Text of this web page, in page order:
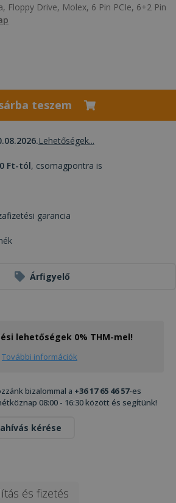
Floppy Drive, Molex, 6 Pin PCIe, 6+2 Pin
teszem
Lehetőségek...
Ft-tól, csomagpontra is
garancia
Árfigyelő
lehetőségek 0% THM-mel!
További információk
bizalommal a +36 17 65 46 57-es
08:00 - 16:30 között és segítünk!
kérése
és fizetés